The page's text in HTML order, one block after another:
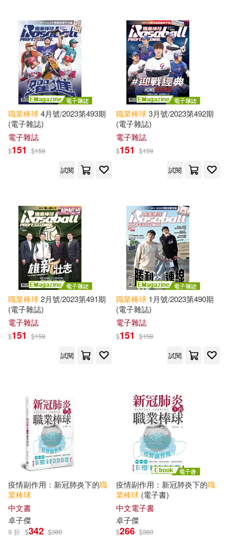
職業棒球4月號/2023第493期
(電子雜誌)
電子雜誌
$151 $159
試閱
職業棒球3月號/2023第492期
(電子雜誌)
電子雜誌
$151 $159
試閱
職業棒球2月號/2023第491期
(電子雜誌)
電子雜誌
$151 $159
試閱
職業棒球 1月號/2023第490期
(電子雜誌)
電子雜誌
$151 $159
試閱
疫情副作用：新冠肺炎下的職
業棒球
中文書
卓子傑
9 折 $342 $380
疫情副作用：新冠肺炎下的職
業棒球 (電子書)
中文電子書
卓子傑
$266 $380